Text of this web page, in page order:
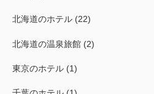
北海道のホテル (22)
北海道の温泉旅館 (2)
東京のホテル (1)